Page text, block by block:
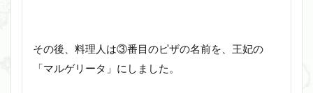
その後、料理人は③番目のピザの名前を、王妃の
「マルゲリータ」にしました。